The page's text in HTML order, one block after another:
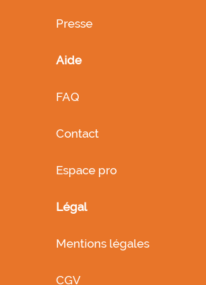
Presse
Aide
FAQ
Contact
Espace pro
Légal
Mentions légales
CGV